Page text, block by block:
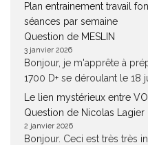
Plan entrainement travail
séances par semaine
Question de MESLIN
3 janvier 2026
Bonjour, je m'apprête à
1700 D+ se déroulant le 18
Le lien mystérieux entre
Question de Nicolas Lagier
2 janvier 2026
Bonjour. Ceci est très très